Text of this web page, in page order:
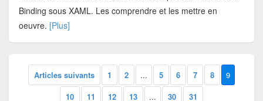
Binding sous XAML. Les comprendre et les mettre en
oeuvre. [Plus]
Articles suivants 1 2 ... 5 6 7 8
9
10
11 12 13 ... 30
31